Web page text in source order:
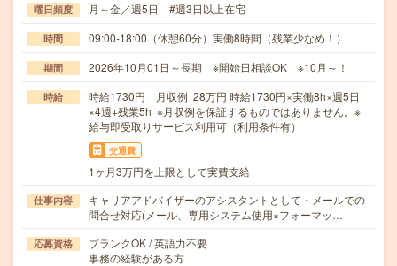
曜日頻度 月～金／週5日 #週3日以上在宅
時間 09:00-18:00（休憩60分）実働8時間（残業少なめ！）
期間 2026年10月01日～長期 ※開始日相談OK ※10月～！
時給
時給1730円 月収例 28万円 時給1730円×実働8h×週5日
×4週+残業5h ※月収例を保証するものではありません。※
給与即受取りサービス利用可（利用条件有）
交通費
1ヶ月3万円を上限として実費支給
仕事内容
キャリアアドバイザーのアシスタントとして・メールでの
問合せ対応(メール、専用システム使用※フォーマッ…
応募資格
ブランクOK / 英語力不要
事務の経験がある方